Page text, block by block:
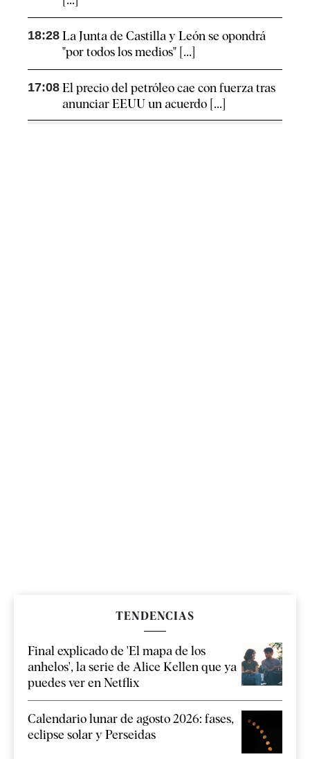
18:28 La Junta de Castilla y León se opondrá
"por todos los medios" [...]
17:08 El precio del petróleo cae con fuerza tras
anunciar EEUU un acuerdo [...]
TENDENCIAS
Final explicado de 'El mapa de los
anhelos', la serie de Alice Kellen que ya
puedes ver en Netflix
Calendario lunar de agosto 2026: fases,
eclipse solar y Perseidas